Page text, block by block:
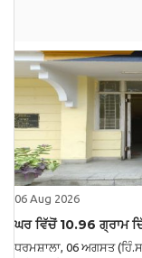
06 Aug 2026
ਘਰ ਵਿੱਚੋਂ 10.96 ਗ੍ਰਾਮ
ਧਰਮਸ਼ਾਲਾ, 06 ਅਗਸਤ